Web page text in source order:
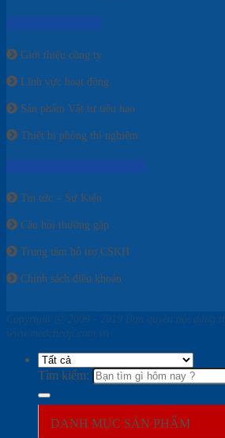
Giới thiệu công ty
Lĩnh vực hoạt động
Sản phẩm Vật tư tiêu hao
Thiết bị phòng thí nghiệm
Tin tức – Sự Kiện
Câu hỏi thường gặp
Trung tâm hỗ trợ CSKH
Chính sách điều khoản
Copyright ⓒ 2009 - 2019 Bản quyền nội dung
www.medcheap.com.vn
Tìm kiếm:
DANH MỤC SẢN PHẨM